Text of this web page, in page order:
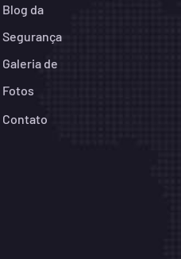
Blog da
Segurança
Galeria de
Fotos
Contato